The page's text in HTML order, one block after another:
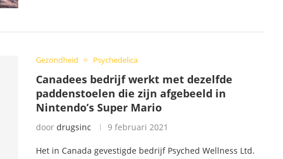
Gezondheid Psychedelica
Canadees bedrijf werkt met dezelfde
paddenstoelen die zijn afgebeeld in
Nintendo’s Super Mario
door drugsinc 9 februari 2021
Het in Canada gevestigde bedrijf Psyched Wellness Ltd.